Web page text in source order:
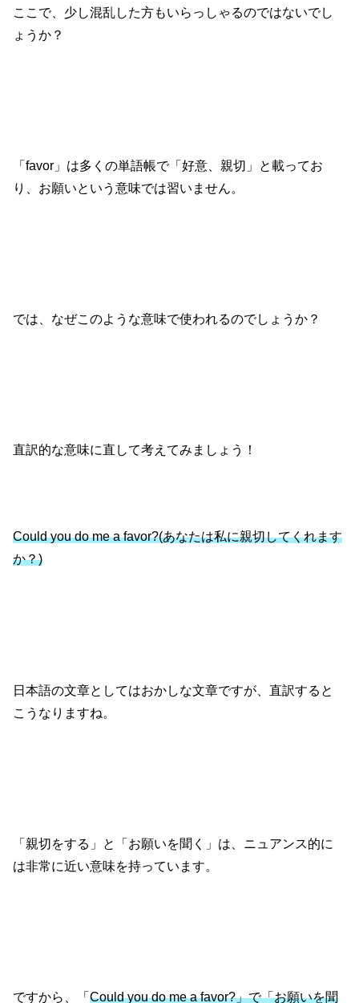
ここで、少し混乱した方もいらっしゃるのではないでし
ょうか？
「favor」は多くの単語帳で「好意、親切」と載ってお
り、お願いという意味では習いません。
では、なぜこのような意味で使われるのでしょうか？
直訳的な意味に直して考えてみましょう！
Could you do me a favor?(あなたは私に親切してくれます
か？)
日本語の文章としてはおかしな文章ですが、直訳すると
こうなりますね。
「親切をする」と「お願いを聞く」は、ニュアンス的に
は非常に近い意味を持っています。
ですから、「Could you do me a favor?」で「お願いを聞